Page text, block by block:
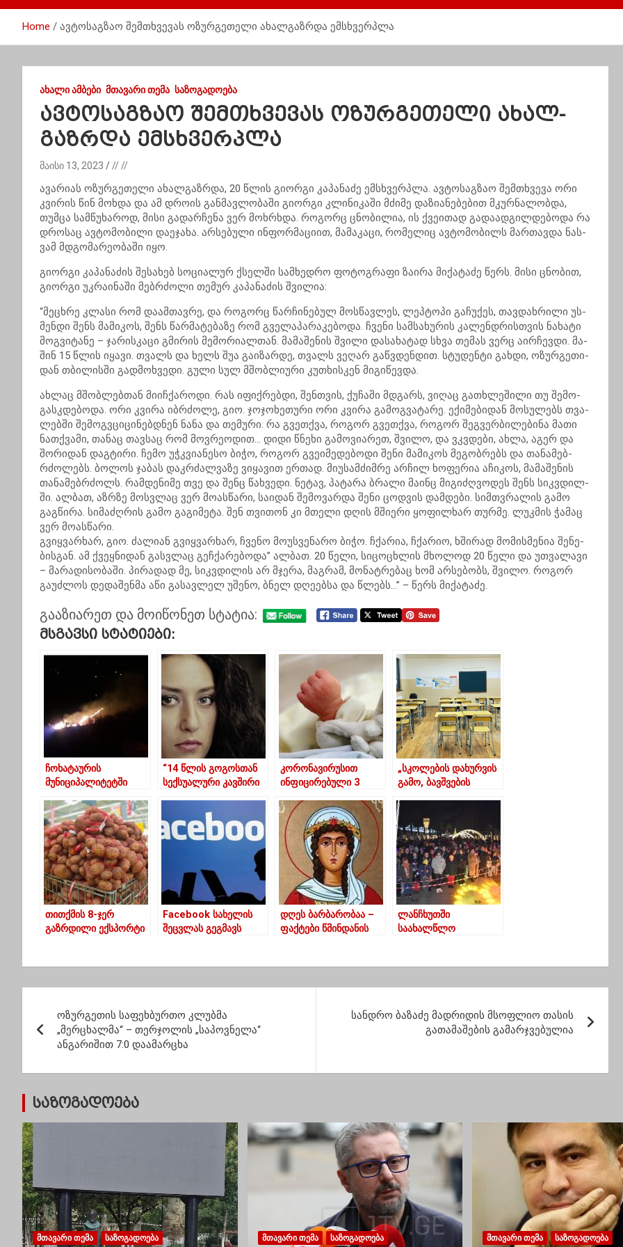
Home ავ­ტო­საგ­ზაო შემ­თხვე­ვას ოზურ­გე­თე­ლი ახალ­გაზ­რდა ემსხვერ­პლა
ᲐᲮᲐᲚᲘ ᲐᲛᲑᲔᲑᲘ ᲛᲗᲐᲕᲐᲠᲘ ᲗᲔᲛᲐ ᲡᲐᲖᲝᲒᲐᲓᲝᲔᲑᲐ
ავ­ტო­საგ­ზაო შემ­თხვე­ვას ოზურ­გე­თე­ლი ახალ­
გაზ­რდა ემსხვერ­პლა
მაისი 13, 2023 // //
ავა­რი­ას ოზურ­გე­თე­ლი ახალ­გაზ­რდა, 20 წლის გი­ორ­გი კა­პა­ნა­ძე ემსხვერ­პლა. ავ­ტო­საგ­ზაო შემ­თხვე­ვა ორი
კვი­რის წინ მოხ­და და ამ დრო­ის გან­მავ­ლო­ბა­ში გი­ორ­გი კლი­ნი­კა­ში მძი­მე და­ზი­ა­ნე­ბე­ბით მკურ­ნა­ლობ­და,
თუმ­ცა სამ­წუ­ხა­როდ, მისი გა­დარ­ჩე­ნა ვერ მოხრხდა. რო­გორც ცნო­ბი­ლია, ის ქვე­ი­თად გა­და­ად­გილ­დე­ბო­და რა
დრო­საც ავ­ტო­მო­ბი­ლი და­ე­ჯა­ხა. არ­სე­ბუ­ლი ინ­ფორ­მა­ცი­ით, მა­მა­კა­ცი, რო­მე­ლიც ავ­ტო­მო­ბილს მარ­თავ­და ნას­
ვამ მდგო­მა­რე­ო­ბა­ში იყო.
გი­ორ­გი კა­პა­ნა­ძის შე­სა­ხებ სო­ცი­ა­ლურ ქსელ­ში სამ­ხედ­რო ფო­ტოგ­რა­ფი ზა­ი­რა მი­ქა­ტა­ძე წერს. მისი ცნო­ბით,
გი­ორ­გი უკ­რა­ი­ნა­ში მებ­რძო­ლი თე­მურ კა­პა­ნა­ძის შვი­ლია:
“მე­ცხრე კლა­სი რომ და­ამ­თავ­რე, და რო­გორც წარ­ჩი­ნე­ბულ მოს­წავ­ლეს, ლეპ­ტო­პი გა­ჩუ­ქეს, თავ­დახ­რი­ლი უს­
მენ­დი შენს მა­მი­კოს, შენს წარ­მა­ტე­ბა­ზე რომ გვე­ლა­პა­რა­კე­ბო­და. ჩვე­ნი სამ­სა­ხუ­რის კა­ლენ­დრის­თვის ნა­ხა­ტი
მოგ­ვი­ტა­ნე – ჯა­რის­კა­ცი გმი­რის მე­მო­რი­ალ­თან. მა­მა­შე­ნის შვი­ლი და­სა­ხა­ტად სხვა თე­მას ვერც აირ­ჩევ­დი. მა­
შინ 15 წლის იყა­ვი. თვალს და ხელს შუა გა­ი­ზარ­დე, თვალს ვე­ღარ გაწ­ვდენ­დით. სტუ­დენ­ტი გახ­დი, ოზურ­გე­თი­
დან თბი­ლის­ში გად­მოხ­ვე­დი. გული სულ მშობ­ლი­უ­რი კუ­თხის­კენ მი­გი­წევ­და.
ახ­ლაც მშობ­ლებ­თან მი­იჩ­ქა­რო­დი. რას იფიქ­რებ­დი, შენ­თვის, ქუ­ჩა­ში მდგარს, ვი­ღაც გა­თხლე­ში­ლი თუ შე­მო­
გას­კდე­ბო­და. ორი კვი­რა იბ­რძო­ლე, გიო. ჯო­ჯო­ხე­თუ­რი ორი კვი­რა გა­მოგ­ვა­ტა­რე. ექი­მე­ბი­დან მო­სუ­ლებს თვა­
ლებ­ში შე­მოგ­ვცი­ცი­ნებ­დნენ ნანა და თე­მუ­რი. რა გვეთ­ქვა, რო­გორ გვეთ­ქვა, რო­გორ შეგ­ვერ­ბი­ლე­ბი­ნა მათი
ნათ­ქვა­მი, თა­ნაც თავ­საც რომ მოვ­რე­ო­დით… დიდი წნე­ხი გა­მო­ვი­ა­რეთ, შვი­ლო, და ვკვდე­ბი, ახლა, აგერ და
შო­რი­დან დაგ­ტი­რი. ჩემო უჭ­კვი­ა­ნე­სო ბიჭო, რო­გორ გვე­ი­მე­დე­ბო­დი შენი მა­მი­კოს მე­გობ­რებს და თა­ნა­მებ­
რძო­ლებს. ბო­ლოს ჯა­ბას დაკ­რძალ­ვა­ზე ვი­ყა­ვით ერ­თად. მი­უ­სამ­ძიმ­რე არ­ჩილ ხო­ფე­რია აჩი­კოს, მა­მა­შე­ნის
თა­ნა­მებ­რძოლს. რამ­დე­ნი­მე თვე და შენც წახ­ვე­დი. ნე­ტავ, პა­ტა­რა ბრა­ლი მა­ინც მი­გი­ძღვო­დეს შენს სიკ­ვდილ­
ში. ალ­ბათ, აზ­რზე მოს­ვლაც ვერ მო­ას­წა­რი, სა­ი­დან შე­მო­ვარ­და შენი ცოდ­ვის დამ­დე­ბი. სიმ­თვრა­ლის გამო
გაგ­წი­რა. სი­მა­ძღრის გამო გა­გი­მე­ტა. შენ თვი­თონ კი მთე­ლი დღის მში­ე­რი ყო­ფილ­ხარ თურ­მე. ლუკ­მის ჭა­მაც
ვერ მო­ას­წა­რი.
გვიყ­ვარ­ხარ, გიო. ძა­ლი­ან გვიყ­ვარ­ხარ, ჩვე­ნო მო­უს­ვე­ნა­რო ბიჭო. ჩქა­რია, ჩქა­რიო, ხში­რად მო­მის­მე­ნია შე­ნე­
ბის­გან. ამ ქვეყ­ნი­დან გას­ვლაც გეჩ­ქა­რე­ბო­და” ალ­ბათ. 20 წელი, სი­ცო­ცხლის მხო­ლოდ 20 წელი და უთ­ვა­ლა­ვი
– მა­რა­დი­სო­ბა­ში. პი­რა­დად მე, სიკ­ვდი­ლის არ მჯე­რა, მაგ­რამ, მო­ნატ­რე­ბაც ხომ არ­სე­ბობს, შვი­ლო. რო­გორ
გა­უძ­ლოს დე­და­შენ­მა აწი გა­სავ­ლელ უშე­ნო, ბნელ დღე­ებ­სა და წლებს…” – წერს მი­ქა­ტა­ძე.
გააზიარეთ და მოიწონეთ სტატია:
Მსგავსი Სტატიები:
ჩოხატაურის
მუნიციპალიტეტში
“14 წლის გოგოსთან
სექსუალური კავშირი
კორონავირუსით
ინფიცირებული 3
ჯანმრთელობის
მდგომარეობა
განსაკუთრებით მძიმეა
– ციციშვილის
კლინიკა
„სკოლების დახურვის
გამო, ბავშვების
ვერასდროს დაეწევა
სასწავლო
პროგრამას“ –
UNICEF-ის
განცხადება
თითქმის 8-ჯერ
გაზრდილი ექსპორტი
კარტოფილი
Facebook სახელის
შეცვლას გეგმავს
დღეს ბარბარობაა –
ფაქტები წმინდანის
უნდა იცოდეს
ლანჩხუთში
საახალწლო
ო
ტ
ი
ს
ნ
ა
ვ
ოზურგეთის საფეხბურთო კლუბმა
„მერცხალმა“ – თერჯოლის „საპოვნელა“
ანგარიშით 7:0 დაამარცხა
სანდრო ბაზაძე მადრიდის მსოფლიო თასის
გათამაშების გამარჯვებულია
საზოგადოება
ᲛᲗᲐᲕᲐᲠᲘ ᲗᲔᲛᲐ ᲡᲐᲖᲝᲒᲐᲓᲝᲔᲑᲐ ᲛᲗᲐᲕᲐᲠᲘ ᲗᲔᲛᲐ ᲡᲐᲖᲝᲒᲐᲓᲝᲔᲑᲐ ᲛᲗᲐᲕᲐᲠᲘ ᲗᲔᲛᲐ ᲡᲐᲖᲝᲒᲐᲓᲝᲔᲑᲐ